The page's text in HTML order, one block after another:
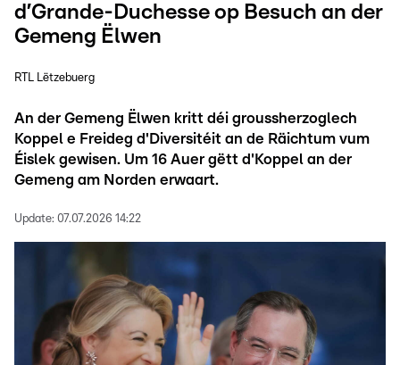
d’Grande-Duchesse op Besuch an der
Gemeng Ëlwen
RTL Lëtzebuerg
An der Gemeng Ëlwen kritt déi groussherzoglech
Koppel e Freideg d'Diversitéit an de Räichtum vum
Éislek gewisen. Um 16 Auer gëtt d'Koppel an der
Gemeng am Norden erwaart.
Update: 07.07.2026 14:22